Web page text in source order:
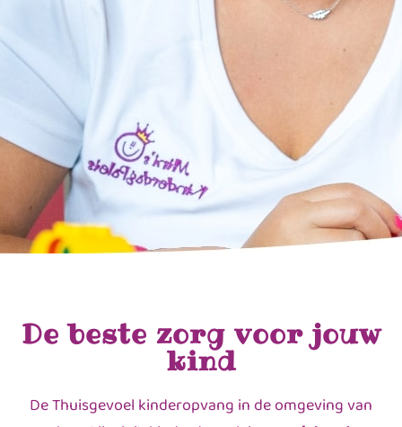
De beste zorg voor jouw
kind
De Thuisgevoel kinderopvang in de omgeving van